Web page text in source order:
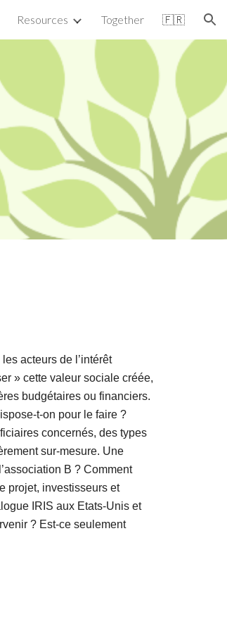
Resources Together 🇫🇷
acteurs de l’intérêt
» cette valeur sociale créée,
budgétaires ou financiers.
t-on pour le faire ?
concernés, des types
sur-mesure. Une
B ? Comment
projet, investisseurs et
IRIS aux Etats-Unis et
? Est-ce seulement